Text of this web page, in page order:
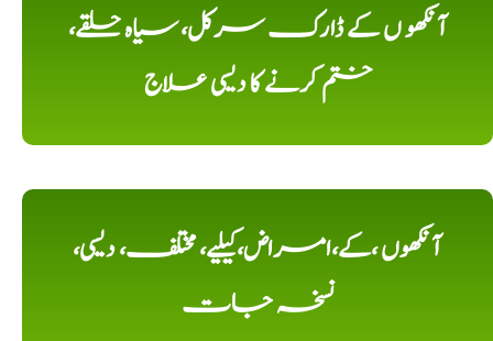
آنکھو ں کے ڈارک سرکل، سیاہ حلقے،
ختم کرنے کا دیسی علاج
آنکھوں ،کے،امراض،کیلیے، مختلف، دیسی،
نسخہ جات